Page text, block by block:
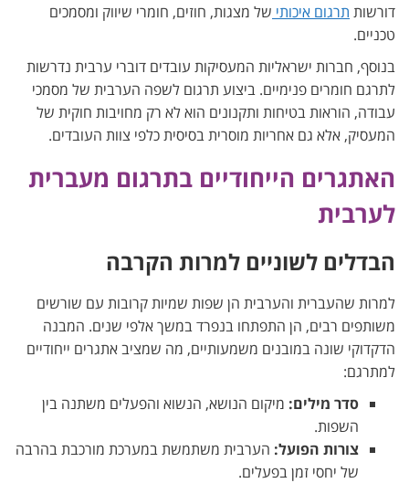
דורשות תרגום איכותי של מצגות, חוזים, חומרי שיווק ומסמכים
טכניים.
בנוסף, חברות ישראליות המעסיקות עובדים דוברי ערבית נדרשות
לתרגם חומרים פנימיים. ביצוע תרגום לשפה הערבית של מסמכי
עבודה, הוראות בטיחות ותקנונים הוא לא רק מחויבות חוקית של
המעסיק, אלא גם אחריות מוסרית בסיסית כלפי צוות העובדים.
האתגרים הייחודיים בתרגום מעברית
לערבית
הבדלים לשוניים למרות הקרבה
למרות שהעברית והערבית הן שפות שמיות קרובות עם שורשים
משותפים רבים, הן התפתחו בנפרד במשך אלפי שנים. המבנה
הדקדוקי שונה במובנים משמעותיים, מה שמציב אתגרים ייחודיים
למתרגם:
סדר מילים: מיקום הנושא, הנשוא והפעלים משתנה בין
השפות.
צורות הפועל: הערבית משתמשת במערכת מורכבת בהרבה
של יחסי זמן בפעלים.